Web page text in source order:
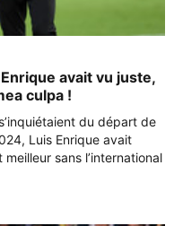
avait vu juste,
culpa !
du départ de
Luis Enrique avait
sans l’international